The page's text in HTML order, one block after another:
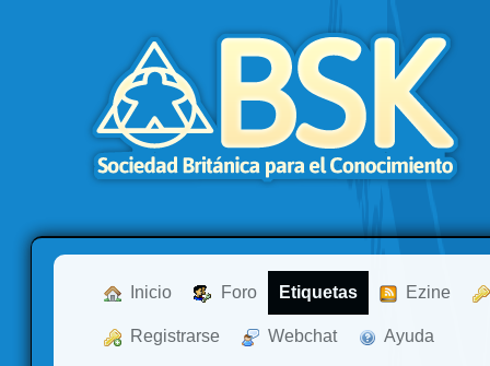
Inicio Foro Etiquetas Ezine
Registrarse Webchat Ayuda